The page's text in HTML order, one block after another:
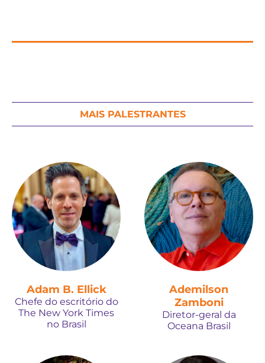
MAIS PALESTRANTES
Adam B. Ellick
Chefe do escritório do
The New York Times
no Brasil
Ademilson
Zamboni
Diretor-geral da
Oceana Brasil